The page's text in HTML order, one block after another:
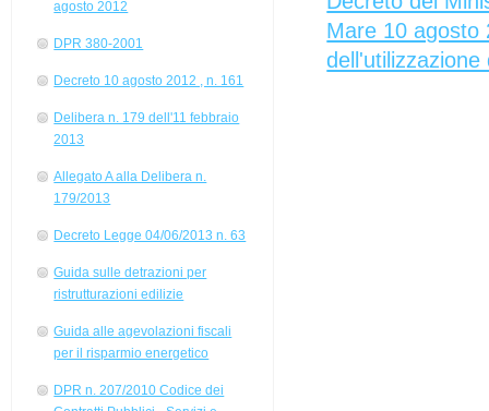
agosto 2012
DPR 380-2001
Decreto 10 agosto 2012 , n. 161
Delibera n. 179 dell'11 febbraio
2013
Allegato A alla Delibera n.
179/2013
Decreto Legge 04/06/2013 n. 63
Guida sulle detrazioni per
ristrutturazioni edilizie
Guida alle agevolazioni fiscali
per il risparmio energetico
DPR n. 207/2010 Codice dei
Mare 10 agosto